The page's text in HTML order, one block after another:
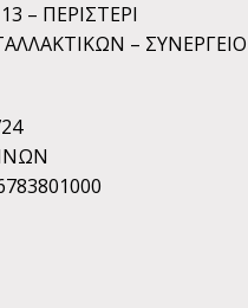
– ΠΕΡΙΣΤΕΡΙ
– ΣΥΝΕΡΓΕΙΟ